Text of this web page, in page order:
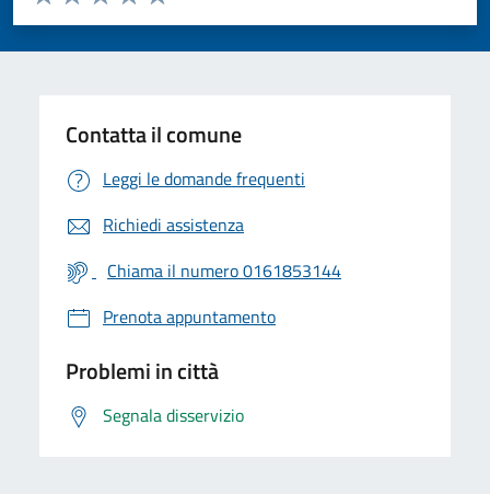
Valuta 5 stelle su 5
Valuta 4 stelle su 5
Valuta 3 stelle su 5
Valuta 2 stelle su 5
Valuta 1 stelle su 5
Contatta il comune
Leggi le domande frequenti
Richiedi assistenza
Chiama il numero 0161853144
Prenota appuntamento
Problemi in città
Segnala disservizio